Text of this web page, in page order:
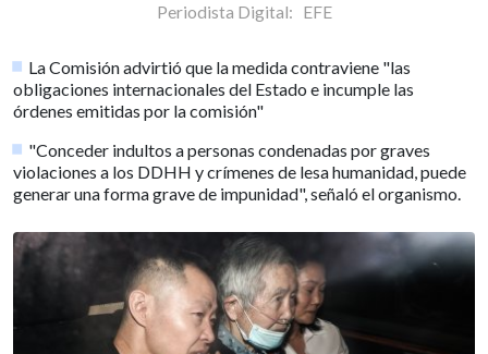
Periodista Digital: EFE
La Comisión advirtió que la medida contraviene "las
obligaciones internacionales del Estado e incumple las
órdenes emitidas por la comisión"
"Conceder indultos a personas condenadas por graves
violaciones a los DDHH y crímenes de lesa humanidad, puede
generar una forma grave de impunidad", señaló el organismo.